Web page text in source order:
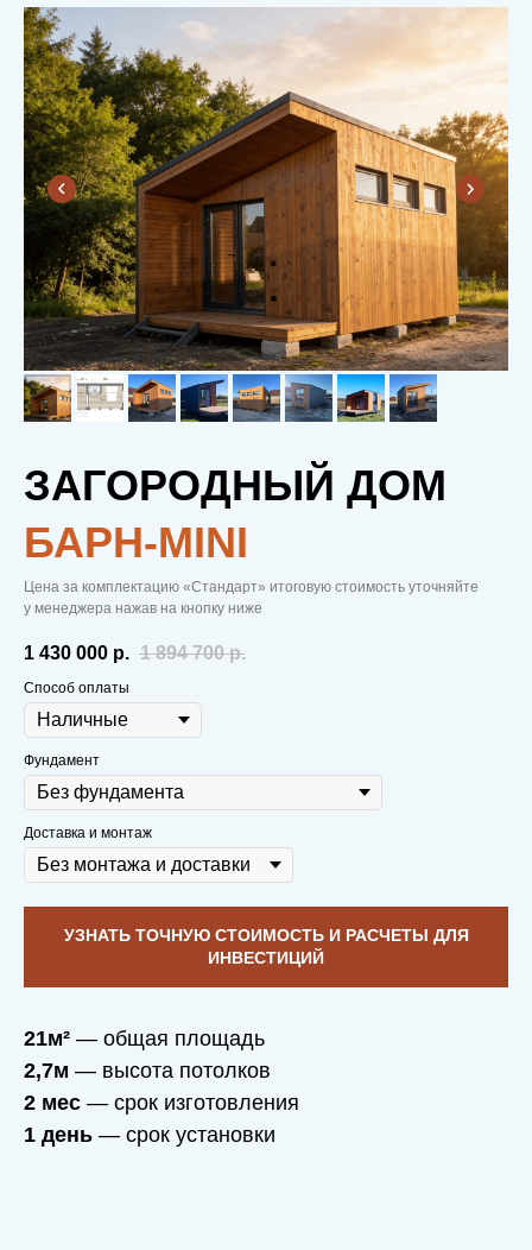
ЗАГОРОДНЫЙ ДОМ
БАРН-MINI
Цена за комплектацию «Стандарт» итоговую стоимость уточняйте
у менеджера нажав на кнопку ниже
1 430 000 р. 1 894 700 р.
Способ оплаты
Фундамент
Доставка и монтаж
УЗНАТЬ ТОЧНУЮ СТОИМОСТЬ И РАСЧЕТЫ ДЛЯ
ИНВЕСТИЦИЙ
21м² — общая площадь
2,7м — высота потолков
2 мес — срок изготовления
1 день — срок установки